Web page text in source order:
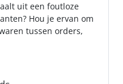
uit een foutloze
Hou je ervan om
tussen orders,